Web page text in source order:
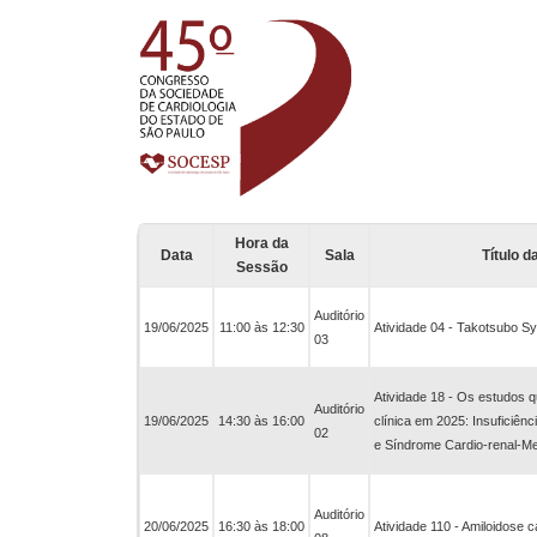
Data
Hora da
Sessão
Sala Título
19/06/2025 11:00 às 12:30
Auditório
03
Atividade 04 - Takotsubo
19/06/2025 14:30 às 16:00
Auditório
02
Atividade 18 - Os estudos
clínica em 2025:
e Síndrome Cardio-renal-
20/06/2025 16:30 às 18:00
Auditório
Atividade 110 - Amiloidose